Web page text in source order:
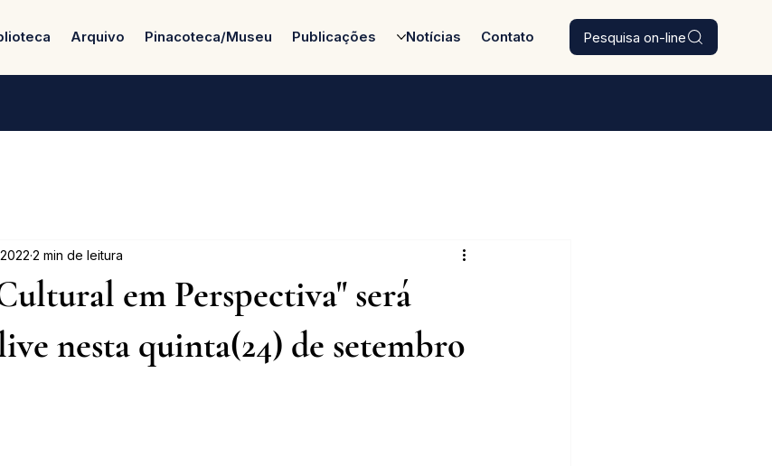
Pesquisa on-line
Arquivo Pinacoteca/Museu Publicações Notícias Contato
em Perspectiva" será
nesta quinta(24) de setembro
2 min de leitura